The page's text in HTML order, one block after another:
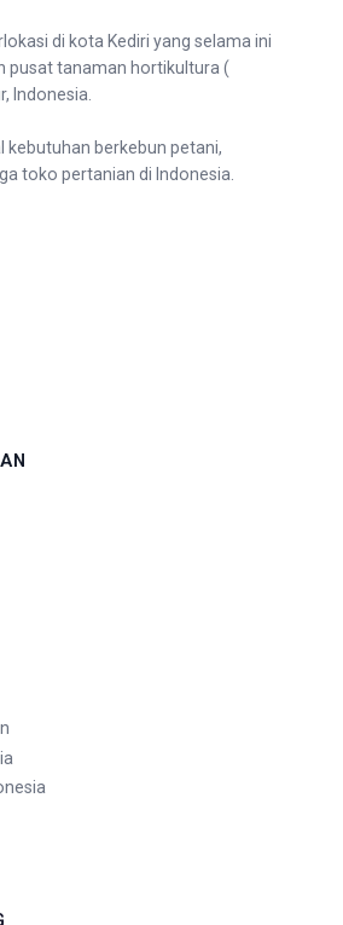
di kota Kediri yang selama ini
pusat tanaman hortikultura (
Indonesia.
kebutuhan berkebun petani,
toko pertanian di Indonesia.